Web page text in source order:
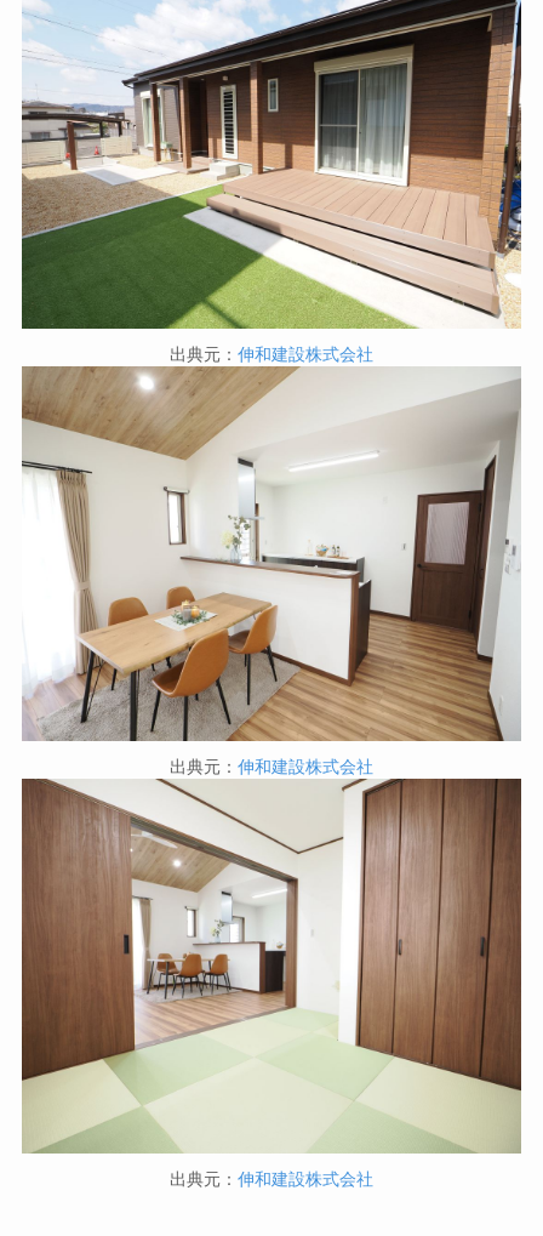
出典元： 伸和建設株式会社
出典元： 伸和建設株式会社
出典元： 伸和建設株式会社